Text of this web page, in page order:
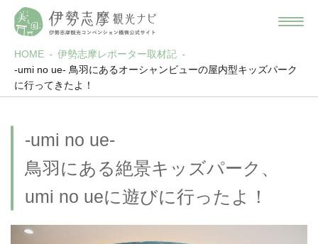
HOME
伊勢志摩レポーター取材記
-umi no ue- 鳥羽にあるオーシャンビューの屋内型キッズパーク
に行ってきたよ！
-umi no ue-
鳥羽にある絶景キッズパーク、
umi no ueに遊びに行ったよ！